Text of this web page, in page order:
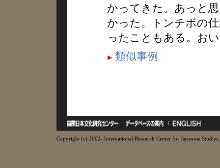
かってきた。あっと
かった。トンチボの
ったこともある。お
類似事例
Copyright (c) 2002- International Research Center for Japanese